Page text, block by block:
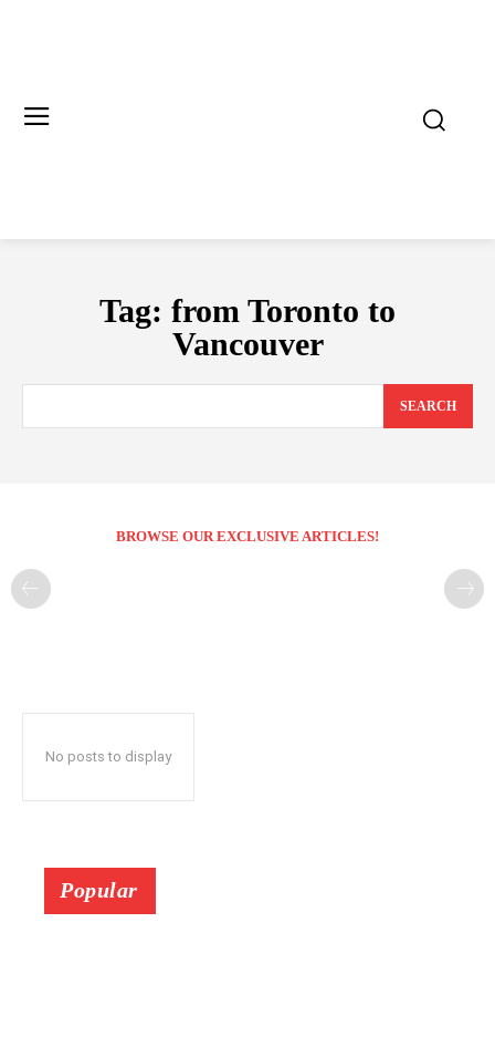
Tag: from Toronto to
Vancouver
SEARCH
BROWSE OUR EXCLUSIVE ARTICLES!
No posts to display
Popular